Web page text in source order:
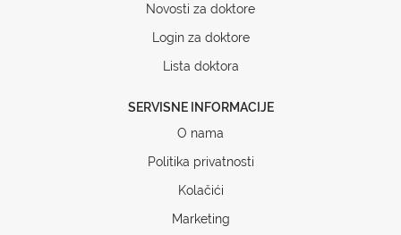
Novosti za doktore
Login za doktore
Lista doktora
SERVISNE INFORMACIJE
O nama
Politika privatnosti
Kolačići
Marketing